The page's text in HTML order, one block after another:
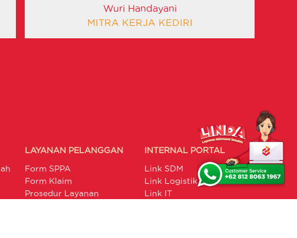
Wuri Handayani
MITRA KERJA KEDIRI
LAYANAN PELANGGAN
Form SPPA
Form Klaim
Prosedur Layanan
INTERNAL PORTAL
Link SDM
Link Logistik
Link IT